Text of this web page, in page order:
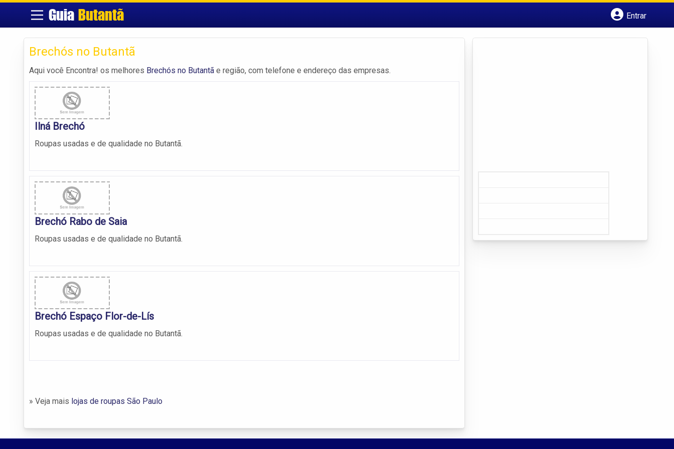
GuiaButantã
Entrar
Brechós no Butantã
Aqui você Encontra! os melhores Brechós no Butantã e região, com telefone e endereço das empresas.
Ilná Brechó
Roupas usadas e de qualidade no Butantã.
Brechó Rabo de Saia
Roupas usadas e de qualidade no Butantã.
Brechó Espaço Flor-de-Lís
Roupas usadas e de qualidade no Butantã.
» Veja mais lojas de roupas São Paulo